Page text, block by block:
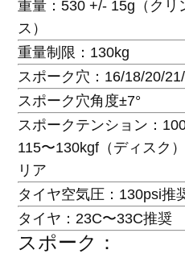
重量：530 +/- 15g（クリ
ス）
重量制限：130kg
スポーク穴：16/18/20/
スポーク穴角度±7°
スポークテンション：
115〜130kgf（ディスク
リア
タイヤ空気圧：130psi推
タイヤ：23C〜33C推奨
スポーク：